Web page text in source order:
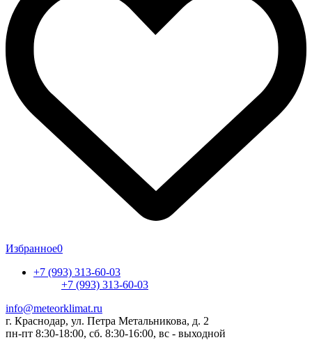
Избранное0
+7 (993) 313-60-03
+7 (993) 313-60-03
info@meteorklimat.ru
г. Краснодар, ул. Петра Метальникова, д. 2
пн-пт 8:30-18:00, сб. 8:30-16:00, вс - выходной